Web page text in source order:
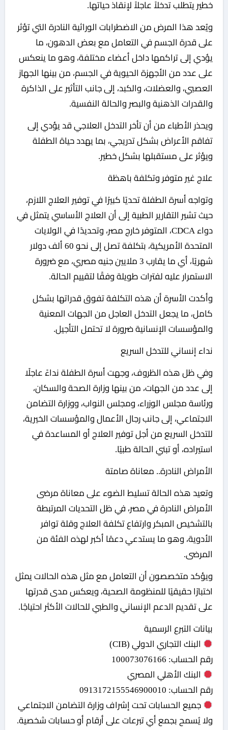
خطير يتطلب تدخلاً عاجلاً لإنقاذ حياتها.
ويُعد هذا المرض من الاضطرابات الوراثية النادرة التي تؤثر
على قدرة الجسم في التعامل مع بعض الدهون، ما
يؤدي إلى تراكمها داخل أعضاء مختلفة، وهو ما ينعكس
على عدد من الأجهزة الحيوية في الجسم، من بينها الجهاز
العصبي، والعضلات، والكبد، إلى جانب التأثير على الذاكرة
والقدرات الذهنية والبصر والحالة النفسية.
ويحذر الأطباء من أن تأخر التدخل العلاجي قد يؤدي إلى
تفاقم الأعراض بشكل تدريجي، بما يهدد حياة الطفلة
ويؤثر على مستقبلها بشكل خطير.
علاج غير متوفر وتكلفة باهظة
وتواجه أسرة الطفلة تحديًا كبيرًا في توفير العلاج اللازم،
حيث تشير التقارير الطبية إلى أن العلاج الأساسي يتمثل في
دواء CDCA، المتوفر خارج مصر، وتحديدًا في الولايات
المتحدة الأمريكية، بتكلفة تصل إلى نحو 60 ألف دولار
شهريًا، أي ما يقارب 3 ملايين جنيه مصري، مع ضرورة
الاستمرار عليه لفترات طويلة وفقًا لتقييم الحالة.
وأكدت الأسرة أن هذه التكلفة تفوق قدراتها بشكل
كامل، ما يجعل التدخل العاجل من الجهات المعنية
والمؤسسات الإنسانية ضرورة لا تحتمل التأجيل.
نداء إنساني للتدخل السريع
وفي ظل هذه الظروف، وجهت أسرة الطفلة نداءً عاجلًا
إلى عدد من الجهات، من بينها وزارة الصحة والسكان،
ورئاسة مجلس الوزراء، ومجلس النواب، ووزارة التضامن
الاجتماعي، إلى جانب رجال الأعمال والمؤسسات الخيرية،
للتدخل السريع من أجل توفير العلاج أو المساعدة في
استيراده، أو تبني الحالة طبيًا.
الأمراض النادرة.. معاناة صامتة
وتعيد هذه الحالة تسليط الضوء على معاناة مرضى
الأمراض النادرة في مصر، في ظل التحديات المرتبطة
بالتشخيص المبكر وارتفاع تكلفة العلاج وقلة توافر
الأدوية، وهو ما يستدعي دعمًا أكبر لهذه الفئة من
المرضى.
ويؤكد متخصصون أن التعامل مع مثل هذه الحالات يمثل
اختبارًا حقيقيًا للمنظومة الصحية، ويعكس مدى قدرتها
على تقديم الدعم الإنساني والطبي للحالات الأكثر احتياجًا.
بيانات التبرع الرسمية
البنك التجاري الدولي (CIB)
رقم الحساب: 100073076166
البنك الأهلي المصري
رقم الحساب: 0913172155546900010
جميع الحسابات تحت إشراف وزارة التضامن الاجتماعي
ولا يُسمح بجمع أي تبرعات على أرقام أو حسابات شخصية.